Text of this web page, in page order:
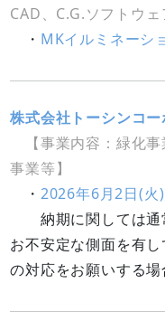
CAD、C.G.ソフトウ
・ MKイルミネーシ
株式会社トーシンコ
【事業内容：緑化事
事業等】
・ 2026年6月2日(
納期に関しては通
お不安定な側面を有
の対応をお願いする